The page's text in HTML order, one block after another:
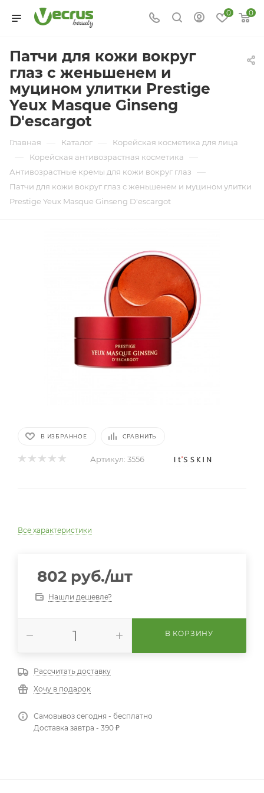
0 0
Патчи для кожи вокруг
глаз с женьшенем и
муцином улитки Prestige
Yeux Masque Ginseng
D'escargot
Главная — Каталог — Корейская косметика для лица
— Корейская антивозрастная косметика —
Антивозрастные кремы для кожи вокруг глаз —
Патчи для кожи вокруг глаз с женьшенем и муцином улитки
Prestige Yeux Masque Ginseng D'escargot
В ИЗБРАННОЕ СРАВНИТЬ
Артикул: 3556
Все характеристики
802 руб./шт
Нашли дешевле?
В КОРЗИНУ
Рассчитать доставку
Хочу в подарок
Самовывоз сегодня - бесплатно
Доставка завтра - 390 ₽